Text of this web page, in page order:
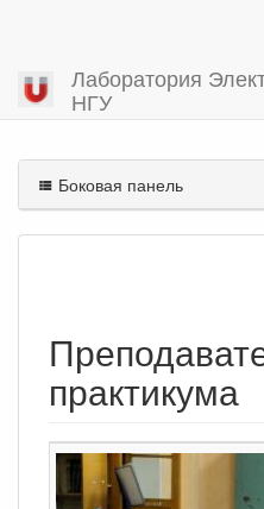
Лаборатория
НГУ
Вы посетили
Боковая панель
практикума